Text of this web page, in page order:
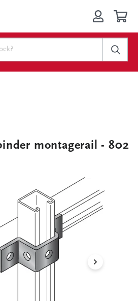
montagerail - 802